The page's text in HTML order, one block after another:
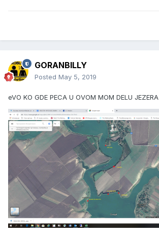
GORANBILLY
Posted May 5, 2019
eVO KO GDE PECA U OVOM MOM DELU JEZERA